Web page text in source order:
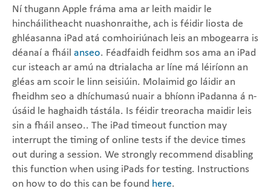
Ní thugann Apple fráma ama ar leith maidir le
hincháilitheacht nuashonraithe, ach is féidir liosta de
ghléasanna iPad atá comhoiriúnach leis an mbogearra is
déanaí a fháil anseo. Féadfaidh feidhm sos ama an iPad
cur isteach ar amú na dtrialacha ar líne má léiríonn an
gléas am scoir le linn seisiúin. Molaimid go láidir an
fheidhm seo a dhíchumasú nuair a bhíonn iPadanna á n-
úsáid le haghaidh tástála. Is féidir treoracha maidir leis
sin a fháil anseo.. The iPad timeout function may
interrupt the timing of online tests if the device times
out during a session. We strongly recommend disabling
this function when using iPads for testing. Instructions
on how to do this can be found here.